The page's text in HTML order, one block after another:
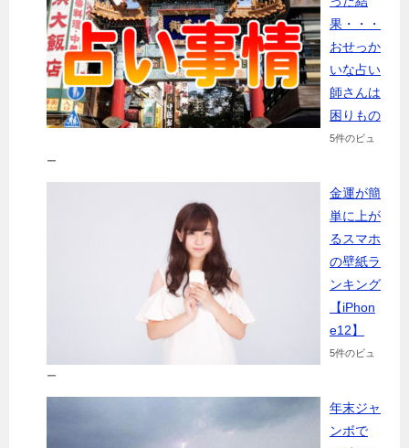
果・・・
おせっか
いな占い
師さんは
困りもの
5件のビュ
ー
金運が簡
単に上が
るスマホ
の壁紙ラ
ンキング
【iPhon
e12】
5件のビュ
ー
年末ジャ
ンボで